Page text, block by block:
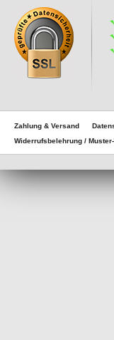
Zahlung & Versand
Widerrufsbelehrung /